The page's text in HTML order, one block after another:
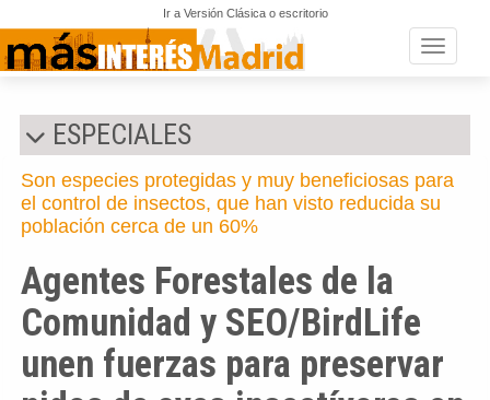
Ir a Versión Clásica o escritorio
Toggle
ESPECIALES
Son especies protegidas y muy beneficiosas para
el control de insectos, que han visto reducida su
población cerca de un 60%
Agentes Forestales de la
Comunidad y SEO/BirdLife
unen fuerzas para preservar